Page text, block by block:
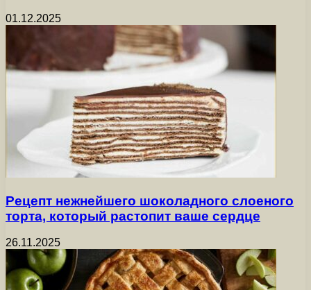
01.12.2025
Рецепт нежнейшего шоколадного слоеного
торта, который растопит ваше сердце
26.11.2025